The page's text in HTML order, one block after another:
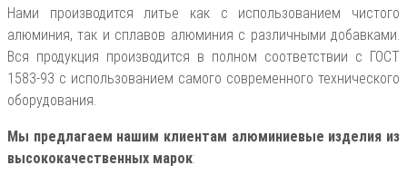
Нами производится литье как с использованием чистого
алюминия, так и сплавов алюминия с различными добавками.
Вся продукция производится в полном соответствии с ГОСТ
1583-93 с использованием самого современного технического
оборудования.
Мы предлагаем нашим клиентам алюминиевые изделия из
высококачественных марок: